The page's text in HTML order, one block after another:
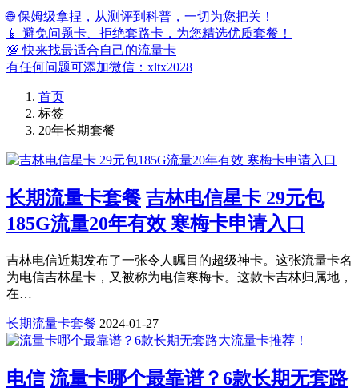
🌐 保姆级拿捏，从测评到科普，一切为您把关！
📱 避免问题卡、拒绝套路卡，为您精选优质套餐！
💯 快来找最适合自己的流量卡
有任何问题可添加微信：xltx2028
首页
标签
20年长期套餐
长期流量卡套餐 吉林电信星卡 29元包
185G流量20年有效 寒梅卡申请入口
吉林电信近期发布了一张令人瞩目的超级神卡。这张流量卡名
为电信吉林星卡，又被称为电信寒梅卡。这款卡吉林归属地，
在…
长期流量卡套餐 2024-01-27
电信 流量卡哪个最靠谱？6款长期无套路